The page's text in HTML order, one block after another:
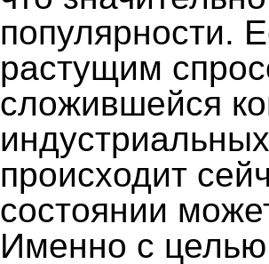
популярности.
растущим
сложившейся
происходит
состоянии
Именно с